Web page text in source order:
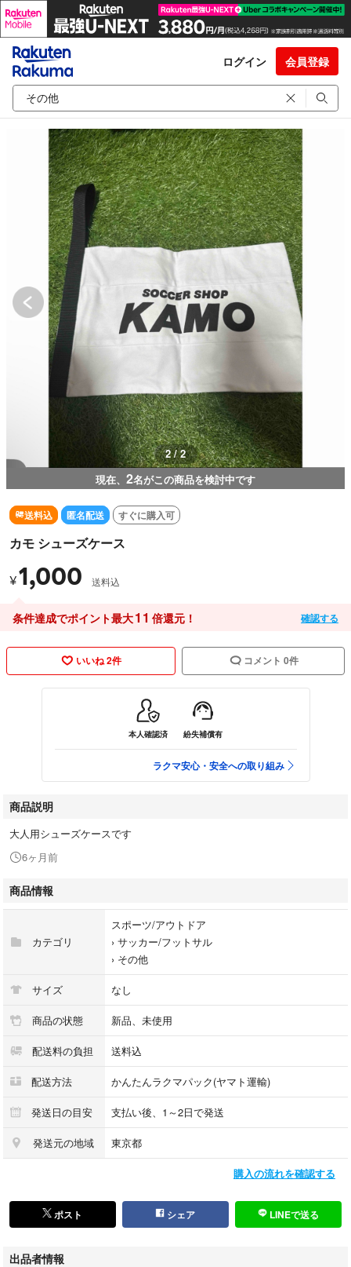
ログイン 会員登録
1 / 2
現在、 2名がこの商品を検討中です
送料込 匿名配送 すぐに購入可
カモ シューズケース
¥1,000 送料込
条件達成でポイント最大11 倍還元！ 確認する
いいね 2件 コメント 0件
本人確認済 紛失補償有
ラクマ安心・安全への取り組み
商品説明
大人用シューズケースです
6ヶ月前
商品情報
カテゴリ
スポーツ/アウトドア
› サッカー/フットサル
› その他
サイズ なし
商品の状態 新品、未使用
配送料の負担 送料込
配送方法 かんたんラクマパック(ヤマト運輸)
発送日の目安 支払い後、1～2日で発送
発送元の地域 東京都
購入の流れを確認する
ポスト シェア LINEで送る
出品者情報